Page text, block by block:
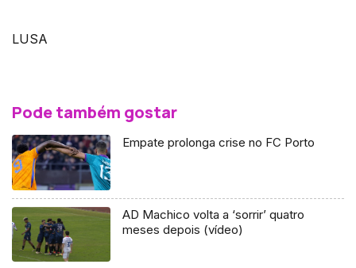
LUSA
Pode também gostar
Empate prolonga crise no FC Porto
AD Machico volta a ‘sorrir’ quatro
meses depois (vídeo)